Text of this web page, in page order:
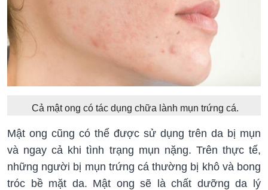
Cả mật ong có tác dụng chữa lành mụn trứng cá.
Mật ong cũng có thể được sử dụng trên da bị mụn
và ngay cả khi tình trạng mụn nặng. Trên thực tế,
những người bị mụn trứng cá thường bị khô và bong
tróc bề mặt da. Mật ong sẽ là chất dưỡng da lý